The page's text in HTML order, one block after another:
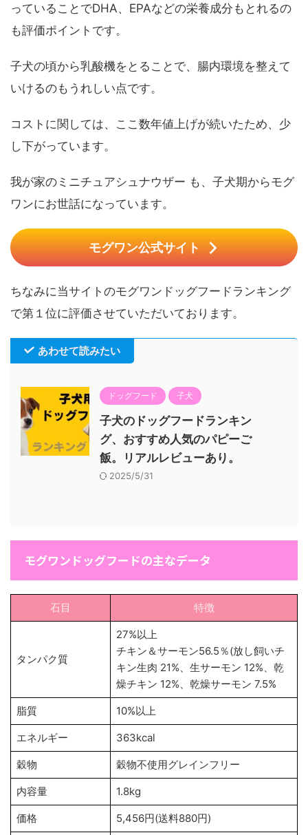
っていることでDHA、EPAなどの栄養成分もとれるの
も評価ポイントです。
子犬の頃から乳酸機をとることで、腸内環境を整えて
いけるのもうれしい点です。
コストに関しては、ここ数年値上げが続いたため、少
し下がっています。
我が家のミニチュアシュナウザー も、子犬期からモグ
ワンにお世話になっています。
モグワン公式サイト
ちなみに当サイトのモグワンドッグフードランキング
で第１位に評価させていただいております。
あわせて読みたい
ドッグフード 子犬
子犬のドッグフードランキン
グ、おすすめ人気のパピーご
飯。リアルレビューあり。
2025/5/31
モグワンドッグフードの主なデータ
石目 特徴
タンパク質
27%以上
チキン＆サーモン56.5％(放し飼いチ
キン生肉 21%、生サーモン 12%、乾
燥チキン 12%、乾燥サーモン 7.5%
脂質 10%以上
エネルギー 363kcal
穀物 穀物不使用グレインフリー
内容量 1.8kg
価格 5,456円(送料880円)